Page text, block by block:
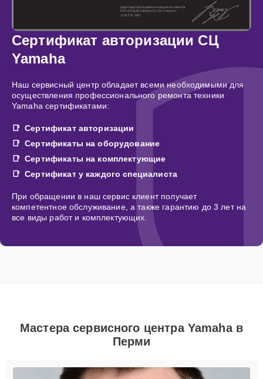
Сертификат авторизации СЦ
Yamaha
Наш сервисный центр обладает всеми необходимыми для
осуществления профессионального ремонта техники
Yamaha сертификатами:
Сертификат авторизации
Сертификаты на оборудование
Сертификаты на комплектующие
Сертификат у каждого специалиста
При обращении в наш сервис клиент получает
компетентное обслуживание, а также гарантию до 3 лет на
все виды работ и комплектующих.
Мастера сервисного центра Yamaha в
Перми